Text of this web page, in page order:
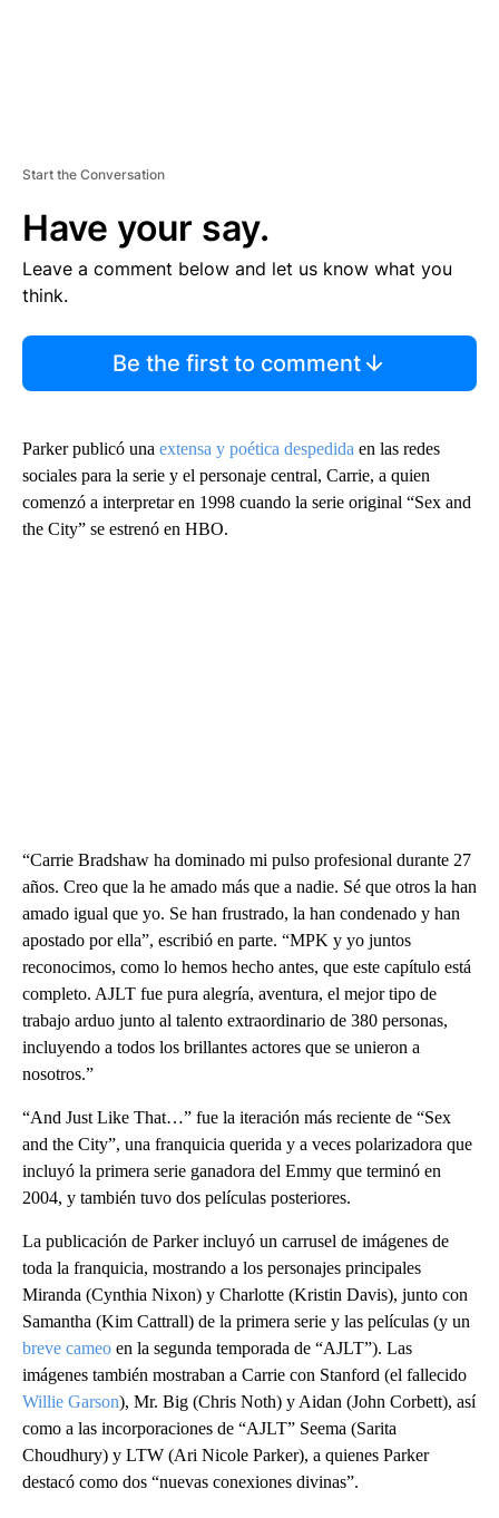
Start the Conversation
Have your say.
Leave a comment below and let us know what you
think.
Be the first to comment
Parker publicó una extensa y poética despedida en las redes
sociales para la serie y el personaje central, Carrie, a quien
comenzó a interpretar en 1998 cuando la serie original “Sex and
the City” se estrenó en HBO.
“Carrie Bradshaw ha dominado mi pulso profesional durante 27
años. Creo que la he amado más que a nadie. Sé que otros la han
amado igual que yo. Se han frustrado, la han condenado y han
apostado por ella”, escribió en parte. “MPK y yo juntos
reconocimos, como lo hemos hecho antes, que este capítulo está
completo. AJLT fue pura alegría, aventura, el mejor tipo de
trabajo arduo junto al talento extraordinario de 380 personas,
incluyendo a todos los brillantes actores que se unieron a
nosotros.”
“And Just Like That…” fue la iteración más reciente de “Sex
and the City”, una franquicia querida y a veces polarizadora que
incluyó la primera serie ganadora del Emmy que terminó en
2004, y también tuvo dos películas posteriores.
La publicación de Parker incluyó un carrusel de imágenes de
toda la franquicia, mostrando a los personajes principales
Miranda (Cynthia Nixon) y Charlotte (Kristin Davis), junto con
Samantha (Kim Cattrall) de la primera serie y las películas (y un
breve cameo en la segunda temporada de “AJLT”). Las
imágenes también mostraban a Carrie con Stanford (el fallecido
Willie Garson), Mr. Big (Chris Noth) y Aidan (John Corbett), así
como a las incorporaciones de “AJLT” Seema (Sarita
Choudhury) y LTW (Ari Nicole Parker), a quienes Parker
destacó como dos “nuevas conexiones divinas”.